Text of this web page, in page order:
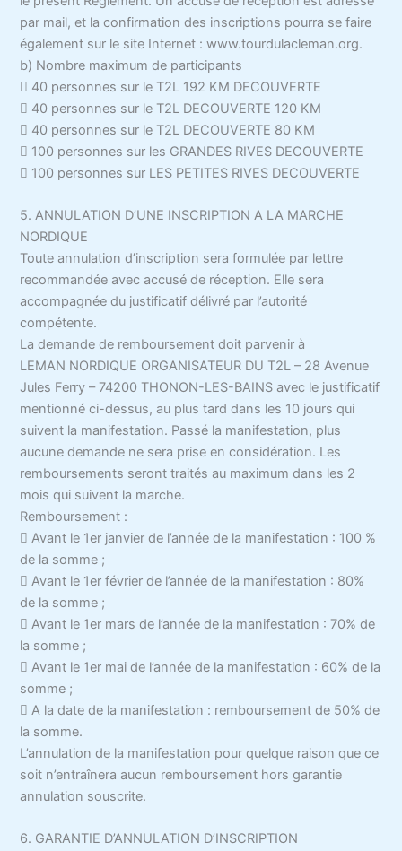
par mail, et la confirmation des inscriptions pourra se faire
également sur le site Internet : www.tourdulacleman.org.
b) Nombre maximum de participants
 40 personnes sur le T2L 192 KM DECOUVERTE
 40 personnes sur le T2L DECOUVERTE 120 KM
 40 personnes sur le T2L DECOUVERTE 80 KM
 100 personnes sur les GRANDES RIVES DECOUVERTE
 100 personnes sur LES PETITES RIVES DECOUVERTE
5. ANNULATION D’UNE INSCRIPTION A LA MARCHE
NORDIQUE
Toute annulation d’inscription sera formulée par lettre
recommandée avec accusé de réception. Elle sera
accompagnée du justificatif délivré par l’autorité
compétente.
La demande de remboursement doit parvenir à
LEMAN NORDIQUE ORGANISATEUR DU T2L – 28 Avenue
Jules Ferry – 74200 THONON-LES-BAINS avec le justificatif
mentionné ci-dessus, au plus tard dans les 10 jours qui
suivent la manifestation. Passé la manifestation, plus
aucune demande ne sera prise en considération. Les
remboursements seront traités au maximum dans les 2
mois qui suivent la marche.
Remboursement :
 Avant le 1er janvier de l’année de la manifestation : 100 %
de la somme ;
 Avant le 1er février de l’année de la manifestation : 80%
de la somme ;
 Avant le 1er mars de l’année de la manifestation : 70% de
la somme ;
 Avant le 1er mai de l’année de la manifestation : 60% de la
somme ;
 A la date de la manifestation : remboursement de 50% de
la somme.
L’annulation de la manifestation pour quelque raison que ce
soit n’entraînera aucun remboursement hors garantie
annulation souscrite.
6. GARANTIE D’ANNULATION D’INSCRIPTION